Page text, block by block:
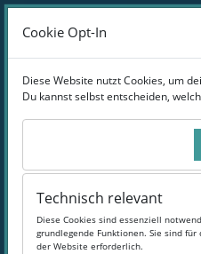
Zum Hauptinhalt
Website-Übersicht
Unsere
Pimp Dein Wissen!
#Lernen #Sparen #Wissen
Cookie Opt-In
Diese Website nutzt Cookies, um
Du kannst selbst entscheiden,
Technisch relevant
Diese Cookies sind essenziell
grundlegende Funktionen. Sie sind
der Website erforderlich.
Cookie Opt-In
Diese Website nutzt Cookies, um
Du kannst selbst entscheiden,
Technisch relevant
Diese Cookies sind essenziell
grundlegende Funktionen. Sie sind
der Website erforderlich.